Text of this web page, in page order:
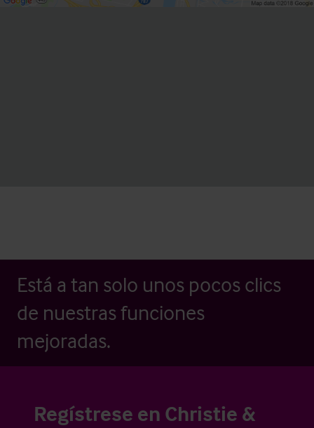
Está a tan solo unos pocos clics
de nuestras funciones
mejoradas.
Regístrese en Christie &